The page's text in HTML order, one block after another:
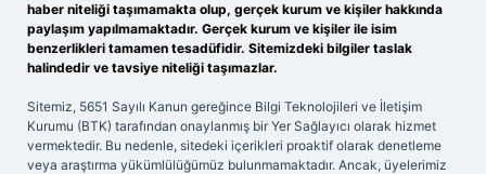
haber niteliği taşımamakta olup, gerçek kurum ve kişiler hakkında
paylaşım yapılmamaktadır. Gerçek kurum ve kişiler ile isim
benzerlikleri tamamen tesadüfidir. Sitemizdeki bilgiler taslak
halindedir ve tavsiye niteliği taşımazlar.
Sitemiz, 5651 Sayılı Kanun gereğince Bilgi Teknolojileri ve İletişim
Kurumu (BTK) tarafından onaylanmış bir Yer Sağlayıcı olarak hizmet
vermektedir. Bu nedenle, sitedeki içerikleri proaktif olarak denetleme
veya araştırma yükümlülüğümüz bulunmamaktadır. Ancak, üyelerimiz